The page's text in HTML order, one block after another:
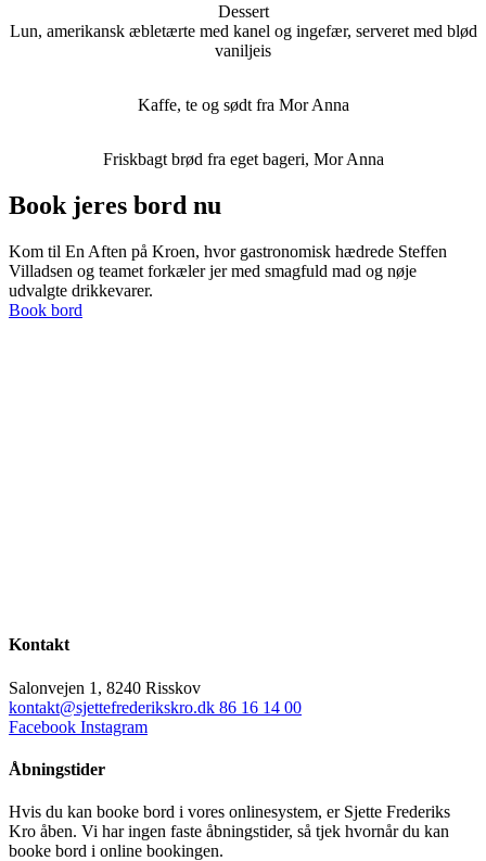
Dessert
Lun, amerikansk æbletærte med kanel og ingefær, serveret med blød
vaniljeis
Kaffe, te og sødt fra Mor Anna
Friskbagt brød fra eget bageri, Mor Anna
Book jeres bord nu
Kom til En Aften på Kroen, hvor gastronomisk hædrede Steffen
Villadsen og teamet forkæler jer med smagfuld mad og nøje
udvalgte drikkevarer.
Book bord
Kontakt
Salonvejen 1, 8240 Risskov
kontakt@sjettefrederikskro.dk 86 16 14 00
Facebook Instagram
Åbningstider
Hvis du kan booke bord i vores onlinesystem, er Sjette Frederiks
Kro åben. Vi har ingen faste åbningstider, så tjek hvornår du kan
booke bord i online bookingen.